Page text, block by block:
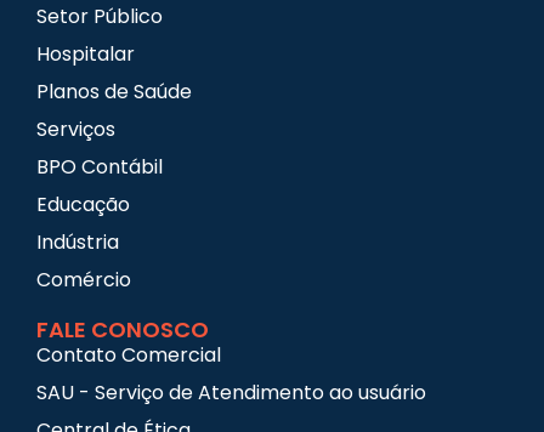
Setor Público
Hospitalar
Planos de Saúde
Serviços
BPO Contábil
Educação
Indústria
Comércio
FALE CONOSCO
Contato Comercial
SAU - Serviço de Atendimento ao usuário